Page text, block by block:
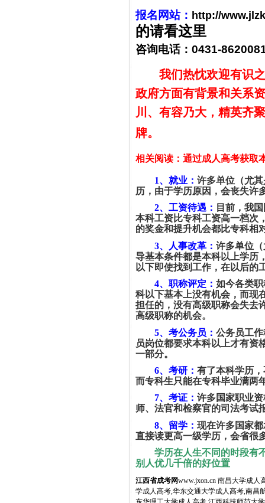
报名网站： http://
的请看这里
咨询电话： 0431-
我们热忱欢迎有识
政府方面有背景和关系
川、有容乃大，精英齐
牌。
相关阅读：通过成人高考获取
1、就业：许多单位（尤
历，由于学历原因，会丧失许
2、工资待遇： 目前，我
本科工资比专科工资高一档次
的奖金和提升机会都比专科相
3、人事改革：许多单位
导基本条件都是本科以上学历
以下即使找到工作，在以后的
4、职称评定：如今各类
科以下基本上没有机会，而现
担任的，没有高级职称会失去
高级职称的机会。
5、考公务员：公务员工
员岗位都要求本科以上才有资
一部分。
6、考研：有了本科学历
而专科生只能在专科毕业满两
7、考证：许多国家职业
师、法官和检察官的司法考试
8、留学：现在许多国家
直接读更高一级学历，会省很
学历在人生不同的时段有
别人优几千倍的好位置
江西省成考网www.jxon.cn 南昌大学成人
学成人高考,华东交通大学成人高考,南昌